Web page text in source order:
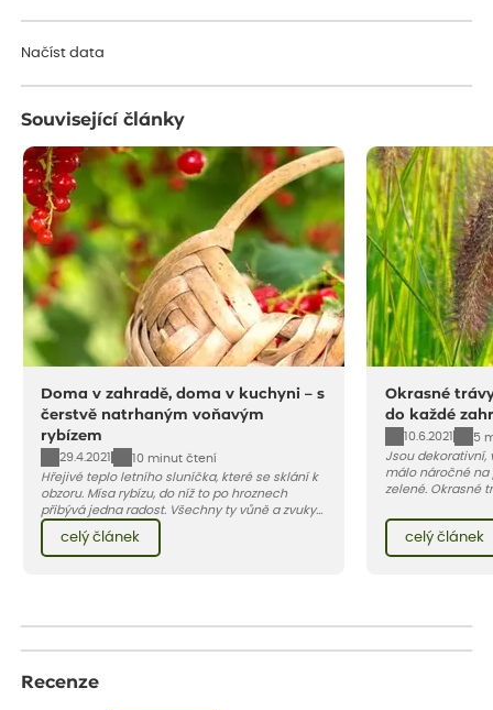
Načíst data
Související články
Doma v zahradě, doma v kuchyni – s
čerstvě natrhaným voňavým
rybízem
29.4.2021
10 minut čtení
Hřejivé teplo letního sluníčka, které se sklání k
obzoru. Mísa rybízu, do níž to po hroznech
přibývá jedna radost. Všechny ty vůně a zvuky
červencové zahrady. Sklizeň rybízu do kuchyně
vnese neuvěřitelný klid a radost. A taky trochu
bezstarostnosti dětství při mlsání babiččina
celý článek
Okrasné
do každé
10.6.2021
5
Jsou dekorativní,
málo náročné na
zelené. Okrasné
jedna z
celý článek
Recenze